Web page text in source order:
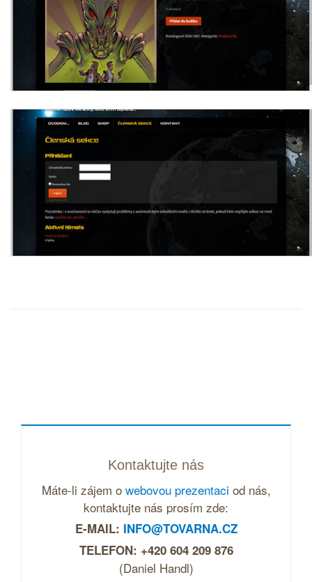
Kontaktujte nás
Máte-li zájem o webovou prezentaci od nás,
kontaktujte nás prosím zde:
E-MAIL: INFO@TOVARNA.CZ
TELEFON: +420 604 209 876
(Daniel Handl)